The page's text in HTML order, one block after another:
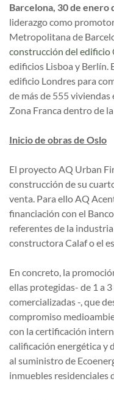
Barcelona, 30 de enero
liderazgo como
Metropolitana de
construcción del edificio
edificios Lisboa y Berlín.
edificio Londres para
de más de 555
Zona Franca dentro de
Inicio de obras de Oslo
El proyecto AQ Urban
construcción de su
venta. Para ello AQ
financiación con el
referentes de la
constructora Calaf o el
En concreto, la
ellas protegidas- de 1 a
comercializadas -, que
compromiso
con la certificación
calificación energética y
al suministro de
inmuebles residenciales